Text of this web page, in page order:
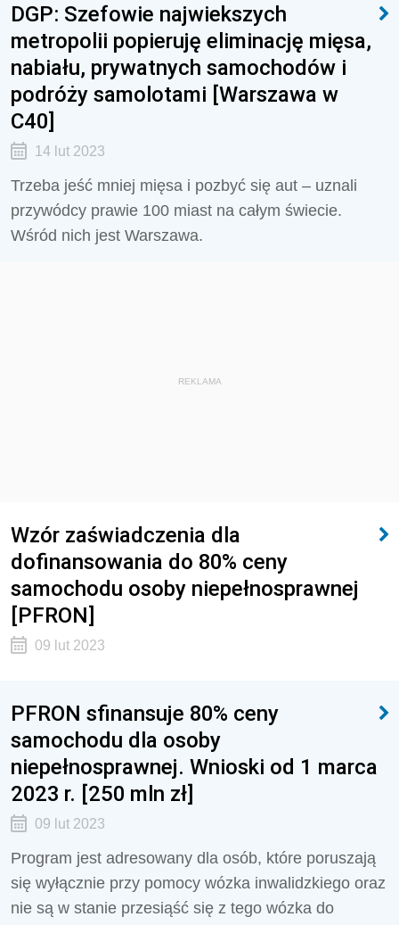
DGP: Szefowie najwiekszych
metropolii popieruję eliminację mięsa,
nabiału, prywatnych samochodów i
podróży samolotami [Warszawa w
C40]
14 lut 2023
Trzeba jeść mniej mięsa i pozbyć się aut – uznali
przywódcy prawie 100 miast na całym świecie.
Wśród nich jest Warszawa.
REKLAMA
Wzór zaświadczenia dla
dofinansowania do 80% ceny
samochodu osoby niepełnosprawnej
[PFRON]
09 lut 2023
PFRON sfinansuje 80% ceny
samochodu dla osoby
niepełnosprawnej. Wnioski od 1 marca
2023 r. [250 mln zł]
09 lut 2023
Program jest adresowany dla osób, które poruszają
się wyłącznie przy pomocy wózka inwalidzkiego oraz
nie są w stanie przesiąść się z tego wózka do